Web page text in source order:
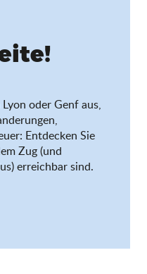
oder Genf aus,
Entdecken Sie
Zug (und
erreichbar sind.